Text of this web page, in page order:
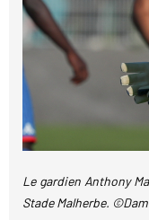
Le gardien Anthony
Stade Malherbe.